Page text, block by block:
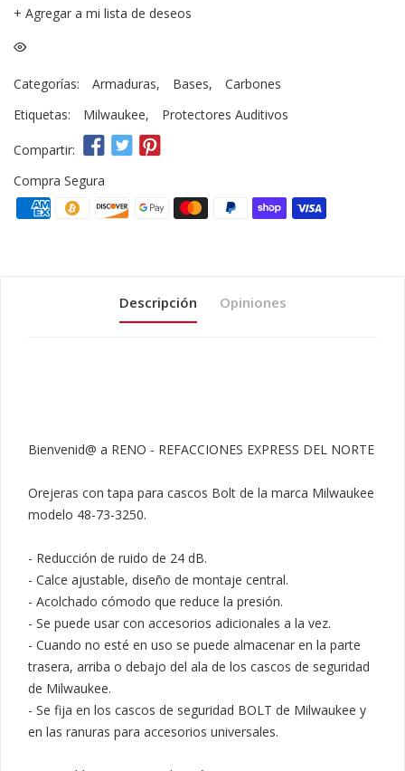
+ Agregar a mi lista de deseos
Categorías: Armaduras, Bases,
Carbones
Etiquetas:
Milwaukee, Protectores Auditivos
Compartir:
Compra Segura
Descripción Opiniones
Bienvenid@ a RENO - REFACCIONES EXPRESS DEL NORTE
Orejeras con tapa para cascos Bolt de la marca Milwaukee
modelo 48-73-3250.
- Reducción de ruido de 24 dB.
- Calce ajustable, diseño de montaje central.
- Acolchado cómodo que reduce la presión.
- Se puede usar con accesorios adicionales a la vez.
- Cuando no esté en uso se puede almacenar en la parte
trasera, arriba o debajo del ala de los cascos de seguridad
de Milwaukee.
- Se fija en los cascos de seguridad BOLT de Milwaukee y
en las ranuras para accesorios universales.